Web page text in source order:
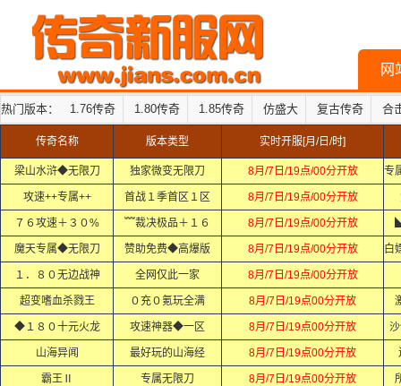
网
热门版本： 1.76传奇 1.80传奇 1.85传奇 仿盛大 复古传奇 合
传奇名称 版本类型 实时开服[月/日/时]
梁山水浒◆无限刀 独家微变无限刀 8月/7日/19点/00分开放
攻速++专属++ 首战１季首区１区 8月/7日/19点/00分开放
７６攻速＋３０% ﹌裁决极品＋１６ 8月/7日/19点/00分开放
魔天专属◆无限刀 赞助免费◆高爆版 8月/7日/19点/00分开放
１．８０无边战神 全网仅此一家 8月/7日/19点/00分开放
超变嗜血杀戮王 ０充０氪玩全满 8月/7日/19点00分开放
◆１８０十元火龙 攻速神器◆一区 8月/7日/19点00分开放
山海异闻 最好玩的山海经 8月/7日/19点00分开放
霸王Ⅱ 专属无限刀 8月/7日/19点00分开放